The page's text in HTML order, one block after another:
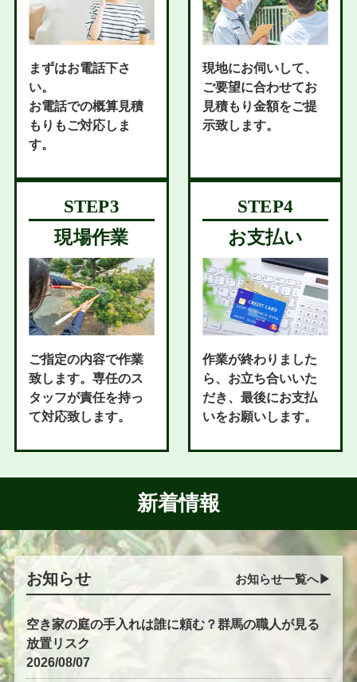
まずはお電話下さ
い。
お電話での概算見積
もりもご対応しま
す。
現地にお伺いして、
ご要望に合わせてお
見積もり金額をご提
示致します。
現場作業
ご指定の内容で作業
致します。専任のス
タッフが責任を持っ
て対応致します。
お支払い
作業が終わりました
ら、お立ち合いいた
だき、最後にお支払
いをお願いします。
新着情報
お知らせ お知らせ一覧へ▶︎
空き家の庭の手入れは誰に頼む？群馬の職人が見る
放置リスク
2026/08/07